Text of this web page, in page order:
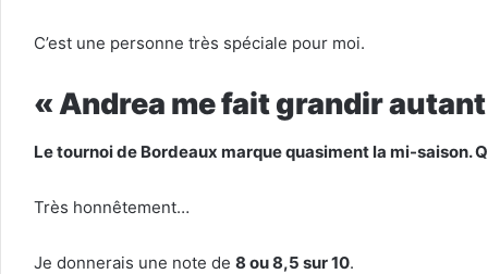
C’est une personne très spéciale pour moi.
« Andrea me fait grandir autant
Le tournoi de Bordeaux marque quasiment la mi-saison.
Très honnêtement…
Je donnerais une note de 8 ou 8,5 sur 10.